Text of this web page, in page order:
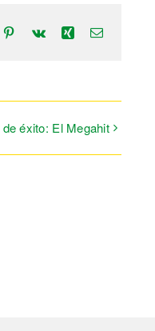
Pinterest
Vk XingCorreo
éxito: El Megahit